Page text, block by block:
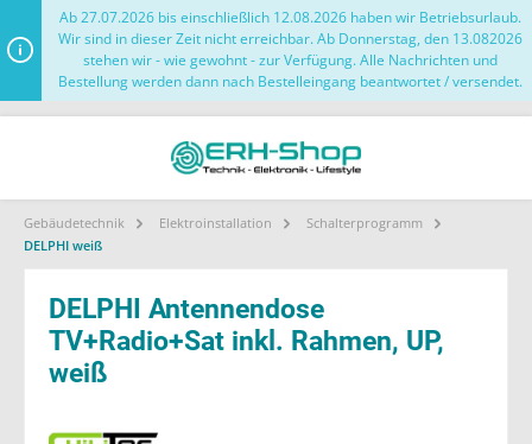
Ab 27.07.2026 bis einschließlich 12.08.2026 haben wir Betriebsurlaub.
Wir sind in dieser Zeit nicht erreichbar. Ab Donnerstag, den 13.082026
stehen wir - wie gewohnt - zur Verfügung. Alle Nachrichten und
Bestellung werden dann nach Bestelleingang beantwortet / versendet.
Gebäudetechnik Elektroinstallation
Schalterprogramm
DELPHI weiß
DELPHI Antennendose
TV+Radio+Sat inkl. Rahmen, UP,
weiß